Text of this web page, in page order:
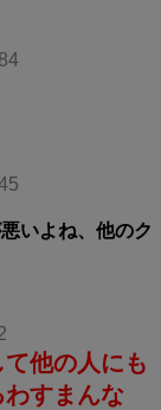
いよね、他のク
他の人にも
すまんな